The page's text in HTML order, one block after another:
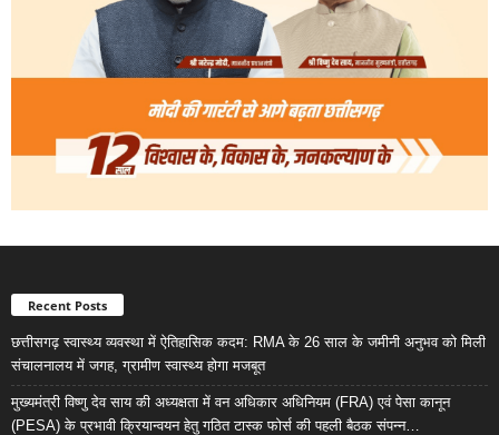
Recent Posts
छत्तीसगढ़ स्वास्थ्य व्यवस्था में ऐतिहासिक कदम: RMA के 26 साल के जमीनी अनुभव को मिली
संचालनालय में जगह, ग्रामीण स्वास्थ्य होगा मजबूत
मुख्यमंत्री विष्णु देव साय की अध्यक्षता में वन अधिकार अधिनियम (FRA) एवं पेसा कानून
(PESA) के प्रभावी क्रियान्वयन हेतु गठित टास्क फोर्स की पहली बैठक संपन्न…